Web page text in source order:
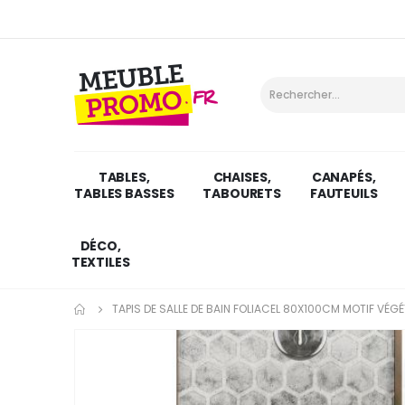
TABLES,
TABLES BASSES
CHAISES,
TABOURETS
CANAPÉS,
FAUTEUILS
DÉCO,
TEXTILES
TAPIS DE SALLE DE BAIN FOLIACEL 80X100CM MOTIF